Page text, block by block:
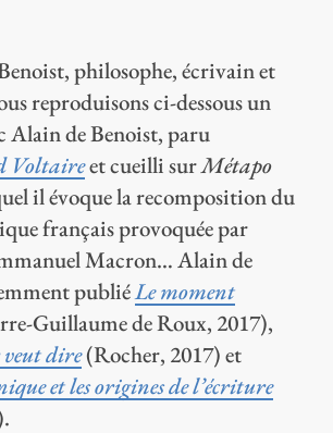
philosophe, écrivain et
reproduisons ci-dessous un
Alain de Benoist, paru
Voltaireet cueilli surMétapo
il évoque la recomposition du
français provoquée par
Macron… Alain de
publiéLe moment
Guillaume de Roux, 2017),
veut dire(Rocher, 2017) et
et les origines de l’écriture